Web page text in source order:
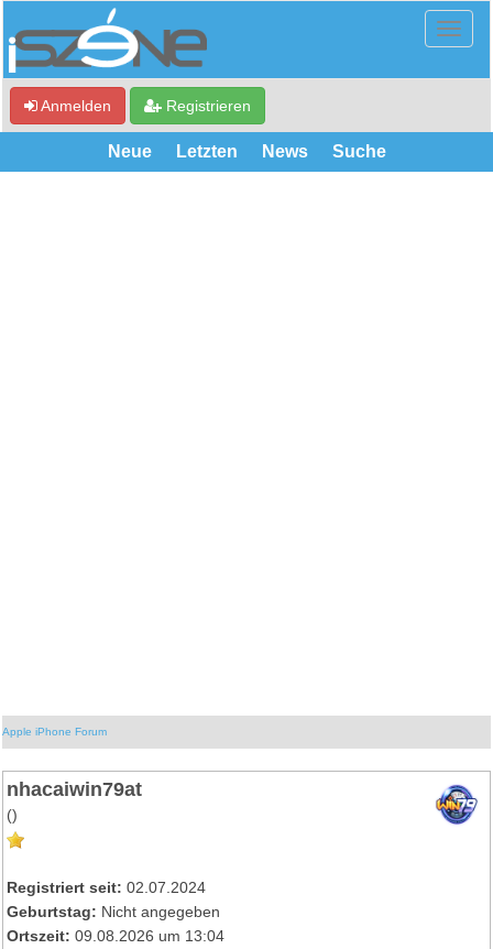
Anmelden Registrieren
Neue Letzten News Suche
Apple iPhone Forum
nhacaiwin79at
()
Registriert seit: 02.07.2024
Geburtstag: Nicht angegeben
Ortszeit: 09.08.2026 um 13:04